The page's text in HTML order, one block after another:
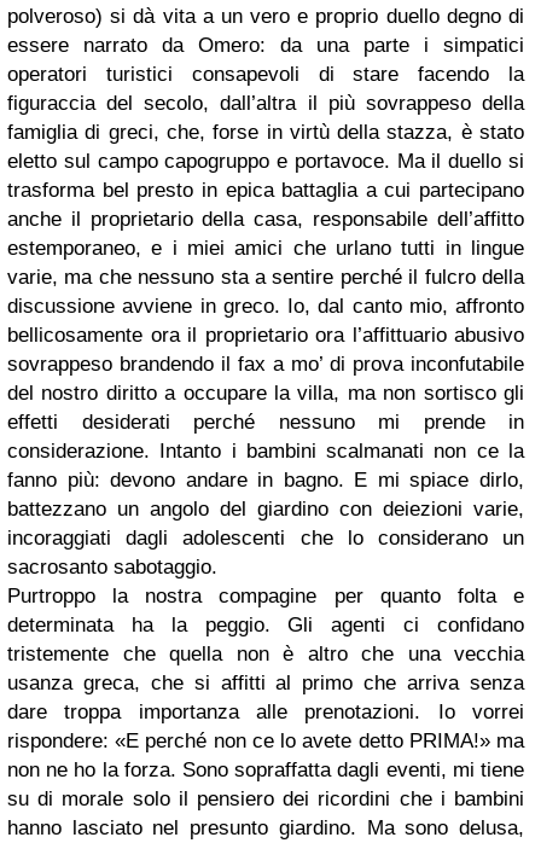
polveroso) si dà vita a un vero e proprio duello degno di
essere narrato da Omero: da una parte i simpatici
operatori turistici consapevoli di stare facendo la
figuraccia del secolo, dall’altra il più sovrappeso della
famiglia di greci, che, forse in virtù della stazza, è stato
eletto sul campo capogruppo e portavoce. Ma il duello si
trasforma bel presto in epica battaglia a cui partecipano
anche il proprietario della casa, responsabile dell’affitto
estemporaneo, e i miei amici che urlano tutti in lingue
varie, ma che nessuno sta a sentire perché il fulcro della
discussione avviene in greco. Io, dal canto mio, affronto
bellicosamente ora il proprietario ora l’affittuario abusivo
sovrappeso brandendo il fax a mo’ di prova inconfutabile
del nostro diritto a occupare la villa, ma non sortisco gli
effetti desiderati perché nessuno mi prende in
considerazione. Intanto i bambini scalmanati non ce la
fanno più: devono andare in bagno. E mi spiace dirlo,
battezzano un angolo del giardino con deiezioni varie,
incoraggiati dagli adolescenti che lo considerano un
sacrosanto sabotaggio.
Purtroppo la nostra compagine per quanto folta e
determinata ha la peggio. Gli agenti ci confidano
tristemente che quella non è altro che una vecchia
usanza greca, che si affitti al primo che arriva senza
dare troppa importanza alle prenotazioni. Io vorrei
rispondere: «E perché non ce lo avete detto PRIMA!» ma
non ne ho la forza. Sono sopraffatta dagli eventi, mi tiene
su di morale solo il pensiero dei ricordini che i bambini
hanno lasciato nel presunto giardino. Ma sono delusa,